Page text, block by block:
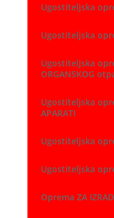
Ugostiteljska
Ugostiteljska
Ugostiteljska
ORGANSKOG
Ugostiteljska
APARATI
Ugostiteljska
Ugostiteljska
Oprema ZA